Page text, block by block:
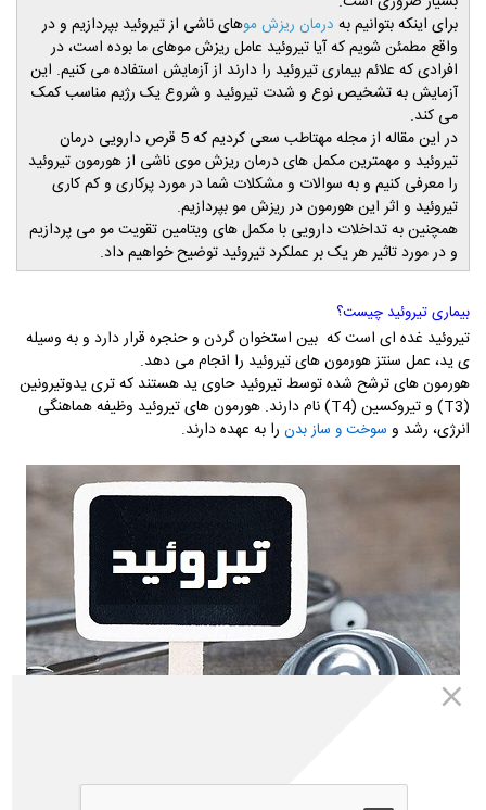
برای اینکه بتوانیم به درمان ریزش موهای ناشی از تیروئید بپردازیم و در
واقع مطمئن شویم که آیا تیروئید عامل ریزش موهای ما بوده است، در
افرادی که علائم بیماری تیروئید را دارند از آزمایش استفاده می کنیم. این
آزمایش به تشخیص نوع و شدت تیروئید و شروع یک رژیم مناسب کمک
می کند.
در این مقاله از مجله مهتاطب سعی کردیم که 5 قرص دارویی درمان
تیروئید و مهمترین مکمل های درمان ریزش موی ناشی از هورمون تیروئید
را معرفی کنیم و به سوالات و مشکلات شما در مورد پرکاری و کم کاری
تیروئید و اثر این هورمون در ریزش مو بپردازیم.
همچنین به تداخلات دارویی با مکمل های ویتامین تقویت مو می پردازیم
و در مورد تاثیر هر یک بر عملکرد تیروئید توضیح خواهیم داد.
بیماری تیروئید چیست؟
تیروئید غده ای است که بین استخوان گردن و حنجره قرار دارد و به وسیله
ی ید، عمل سنتز هورمون های تیروئید را انجام می دهد.
هورمون های ترشح شده توسط تیروئید حاوی ید هستند که تری یدوتیرونین
(T3) و تیروکسین (T4) نام دارند. هورمون های تیروئید وظیفه هماهنگی
انرژی، رشد و سوخت و ساز بدن را به عهده دارند.